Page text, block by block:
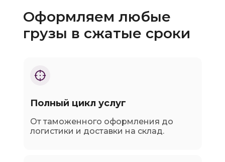
Оформляем любые
грузы в сжатые сроки
Полный цикл услуг
От таможенного оформления до
логистики и доставки на склад.